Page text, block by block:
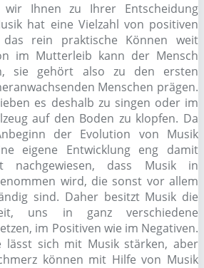
wir Ihnen zu Ihrer Entscheidung
hat eine Vielzahl von positiven
rein praktische Können weit
im Mutterleib kann der Mensch
sie gehört also zu den ersten
Menschen prägen.
es deshalb zu singen oder im
auf den Boden zu klopfen. Da
der Evolution von Musik
eigene Entwicklung eng damit
nachgewiesen, dass Musik in
wird, die sonst vor allem
sind. Daher besitzt Musik die
uns in ganz verschiedene
im Positiven wie im Negativen.
lässt sich mit Musik stärken, aber
können mit Hilfe von Musik